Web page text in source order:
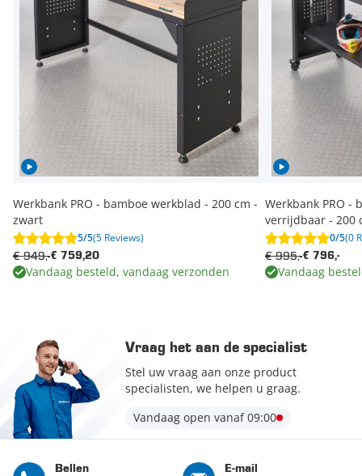
Werkbank PRO - bamboe werkblad - 200 cm -
zwart
5/5(5 Reviews)
€ 759,20
€ 949,-
Vandaag besteld, vandaag verzonden
Werkbank PRO -
verrijdbaar - 200
0/5(0
€ 796,-
€ 995,-
Vandaag
Vraag het aan de specialist
Stel uw vraag aan onze product
specialisten, we helpen u graag.
Vandaag open vanaf 09:00
Bellen E-mail